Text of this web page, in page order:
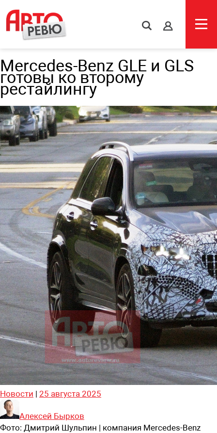
s
Mercedes-Benz GLE и GLS
готовы ко второму
рестайлингу
Новости | 25 августа 2025
Алексей Бырков
Фото: Дмитрий Шульпин | компания Mercedes-Benz